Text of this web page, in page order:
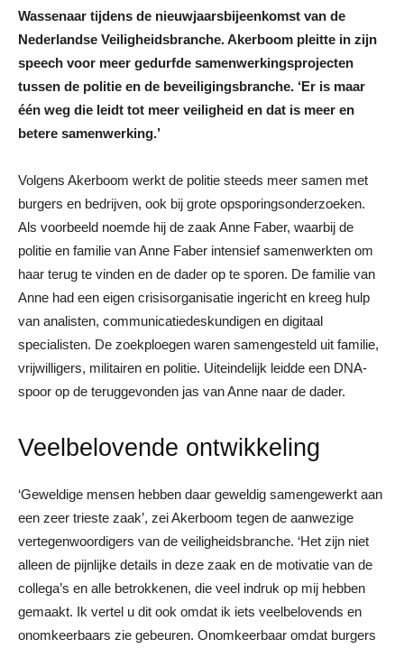
Wassenaar tijdens de nieuwjaarsbijeenkomst van de
Nederlandse Veiligheidsbranche. Akerboom pleitte in zijn
speech voor meer gedurfde samenwerkingsprojecten
tussen de politie en de beveiligingsbranche. ‘Er is maar
één weg die leidt tot meer veiligheid en dat is meer en
betere samenwerking.’
Volgens Akerboom werkt de politie steeds meer samen met
burgers en bedrijven, ook bij grote opsporingsonderzoeken.
Als voorbeeld noemde hij de zaak Anne Faber, waarbij de
politie en familie van Anne Faber intensief samenwerkten om
haar terug te vinden en de dader op te sporen. De familie van
Anne had een eigen crisisorganisatie ingericht en kreeg hulp
van analisten, communicatiedeskundigen en digitaal
specialisten. De zoekploegen waren samengesteld uit familie,
vrijwilligers, militairen en politie. Uiteindelijk leidde een DNA-
spoor op de teruggevonden jas van Anne naar de dader.
Veelbelovende ontwikkeling
‘Geweldige mensen hebben daar geweldig samengewerkt aan
een zeer trieste zaak’, zei Akerboom tegen de aanwezige
vertegenwoordigers van de veiligheidsbranche. ‘Het zijn niet
alleen de pijnlijke details in deze zaak en de motivatie van de
collega’s en alle betrokkenen, die veel indruk op mij hebben
gemaakt. Ik vertel u dit ook omdat ik iets veelbelovends en
onomkeerbaars zie gebeuren. Onomkeerbaar omdat burgers